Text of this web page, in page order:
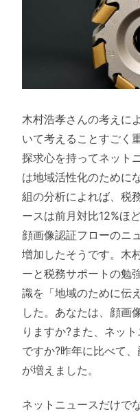
木村浩孝さんの考えに
いて考えることすごく
探求心を持ってネット
は地域活性化のために
組の分析によれば、税
ースは前月対比12%ほ
顔画像認証フローのニ
増加したそうです。木
ーと税務サポートの勉
識を「地域のために伝
した。あなたは、顔画
りますか?また、ネッ
ですか?昨年に比べて
が増えました。
ネットニュースだけで